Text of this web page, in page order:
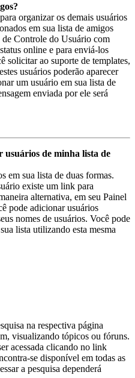
organizar os demais usuários
em sua lista de amigos
de Controle do Usuário com
online e para enviá-los
solicitar ao suporte de templates,
usuários poderão aparecer
um usuário em sua lista de
enviada por ele será
usuários de minha lista de
em sua lista de duas formas.
existe um link para
alternativa, em seu Painel
pode adicionar usuários
nomes de usuários. Você pode
lista utilizando esta mesma
na respectiva página
visualizando tópicos ou fóruns.
acessada clicando no link
se disponível em todas as
a pesquisa dependerá